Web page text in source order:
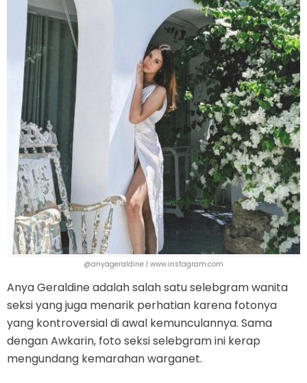
@anyageraldine | www.instagram.com
Anya Geraldine adalah salah satu selebgram wanita
seksi yang juga menarik perhatian karena fotonya
yang kontroversial di awal kemunculannya. Sama
dengan Awkarin, foto seksi selebgram ini kerap
mengundang kemarahan warganet.